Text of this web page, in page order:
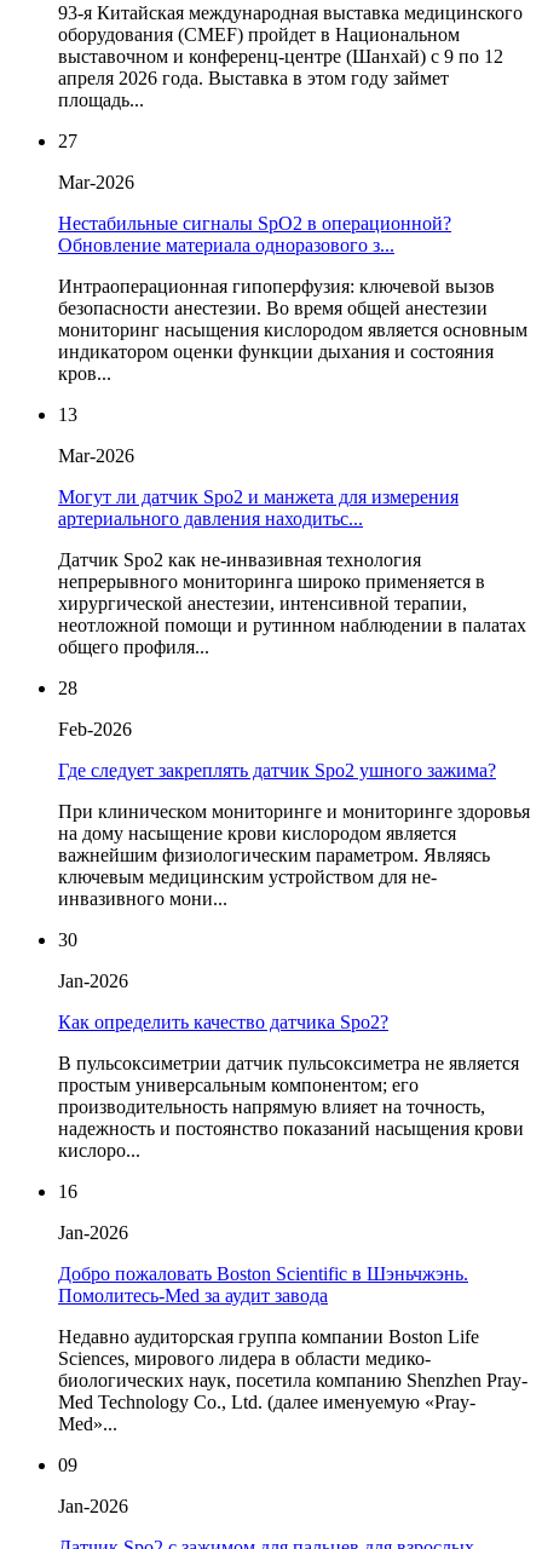
93-я Китайская международная выставка медицинского
оборудования (CMEF) пройдет в Национальном
выставочном и конференц-центре (Шанхай) с 9 по 12
апреля 2026 года. Выставка в этом году займет
площадь...
27
Mar-2026
Нестабильные сигналы SpO2 в операционной?
Обновление материала одноразового з...
Интраоперационная гипоперфузия: ключевой вызов
безопасности анестезии. Во время общей анестезии
мониторинг насыщения кислородом является основным
индикатором оценки функции дыхания и состояния
кров...
13
Mar-2026
Могут ли датчик Spo2 и манжета для измерения
артериального давления находитьс...
Датчик Spo2 как не-инвазивная технология
непрерывного мониторинга широко применяется в
хирургической анестезии, интенсивной терапии,
неотложной помощи и рутинном наблюдении в палатах
общего профиля...
28
Feb-2026
Где следует закреплять датчик Spo2 ушного зажима?
При клиническом мониторинге и мониторинге здоровья
на дому насыщение крови кислородом является
важнейшим физиологическим параметром. Являясь
ключевым медицинским устройством для не-
инвазивного мони...
30
Jan-2026
Как определить качество датчика Spo2?
В пульсоксиметрии датчик пульсоксиметра не является
простым универсальным компонентом; его
производительность напрямую влияет на точность,
надежность и постоянство показаний насыщения крови
кислоро...
16
Jan-2026
Добро пожаловать Boston Scientific в Шэньчжэнь.
Помолитесь-Med за аудит завода
Недавно аудиторская группа компании Boston Life
Sciences, мирового лидера в области медико-
биологических наук, посетила компанию Shenzhen Pray-
Med Technology Co., Ltd. (далее именуемую «Pray-
Med»...
09
Jan-2026